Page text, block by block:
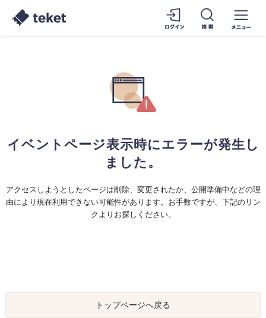
イベントページ表示時にエラーが発生し
ました。
アクセスしようとしたページは削除、変更されたか、公開準備中などの理
由により現在利用できない可能性があります。お手数ですが、下記のリン
クよりお探しください。
トップページへ戻る